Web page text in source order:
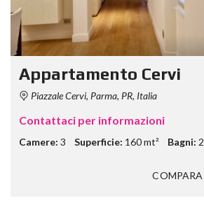
Appartamento Cervi
Piazzale Cervi, Parma, PR, Italia
Contattaci per informazioni
Camere: 3 Superficie: 160 mt² Bagni: 2
COMPARA